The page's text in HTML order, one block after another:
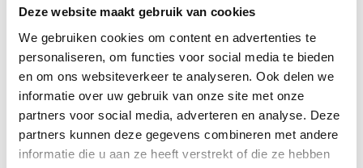
Deze website maakt gebruik van cookies
We gebruiken cookies om content en advertenties te
personaliseren, om functies voor social media te bieden
en om ons websiteverkeer te analyseren. Ook delen we
informatie over uw gebruik van onze site met onze
partners voor social media, adverteren en analyse. Deze
partners kunnen deze gegevens combineren met andere
informatie die u aan ze heeft verstrekt of die ze hebben
mama. Daar kan niemand wat van wegnemen behalve
de ouder in kwestie zelf. Afleiding helpt iets. Even
koken, gamen of met een vriendje spelen. Maar zodra
het etenstijd en bedtijd er aankomt dan is het dubbel
aanwezig.
“Dit is bij ons dus de